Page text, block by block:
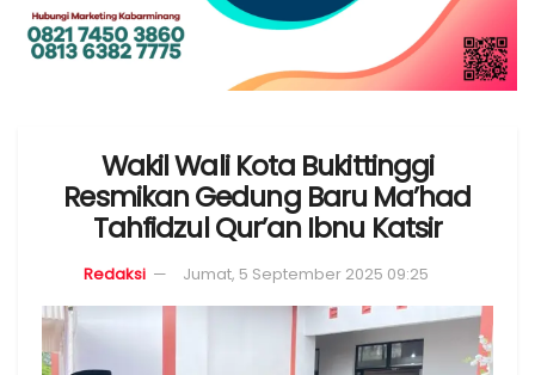
Wakil Wali Kota Bukittinggi
Resmikan Gedung Baru Ma’had
Tahfidzul Qur’an Ibnu Katsir
Redaksi Jumat, 5 September 2025 09:25